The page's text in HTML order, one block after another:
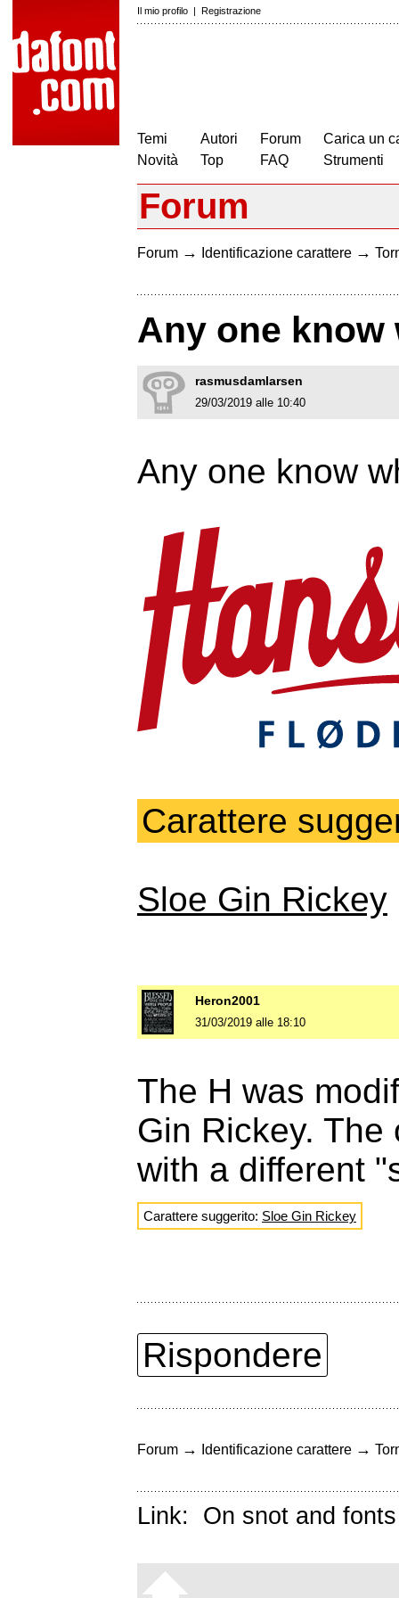
Il mio profilo | Registrazione
Temi
Novità
Autori
Top
Forum
FAQ
Carica un
Strumenti
Forum
Forum → Identificazione carattere →
Any one
rasmusdamlarsen
29/03/2019 alle 10:40
Any one know
Carattere
Sloe Gin Rickey
Heron2001
31/03/2019 alle 18:10
The H was
Gin Rickey.
with a different
Carattere suggerito: Sloe Gin Rickey
Rispondere
Forum → Identificazione carattere →
Link: On snot and fonts